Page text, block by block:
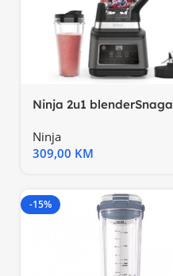
Ninja 2u1 blenderSnaga
Ninja
309,00 KM
-15%